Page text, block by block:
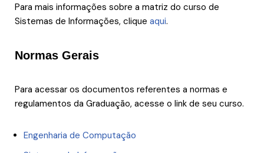
Para mais informações sobre a matriz do curso de
Sistemas de Informações, clique aqui.
Normas Gerais
Para acessar os documentos referentes a normas e
regulamentos da Graduação, acesse o link de seu curso.
Engenharia de Computação